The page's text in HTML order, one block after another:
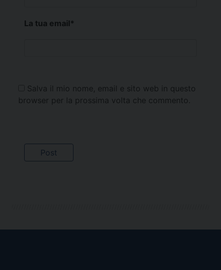
La tua email*
Salva il mio nome, email e sito web in questo
browser per la prossima volta che commento.